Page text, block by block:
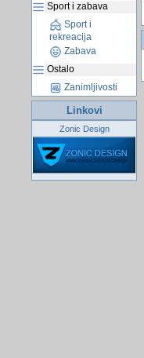
Sport i zabava
Sport i
rekreacija
Zabava
Ostalo
Zanimljivosti
Linkovi
Zonic Design